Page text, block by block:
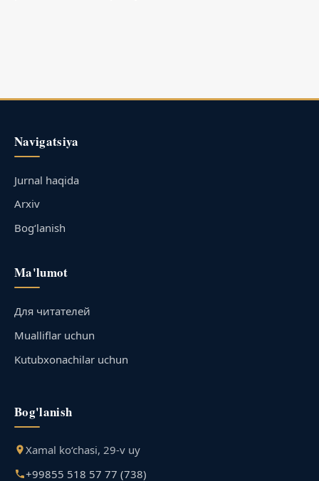
Navigatsiya
Jurnal haqida
Arxiv
Bog‘lanish
Ma'lumot
Для читателей
Mualliflar uchun
Kutubxonachilar uchun
Bog'lanish
Xamal ko‘chasi, 29-v uy
+99855 518 57 77 (738)